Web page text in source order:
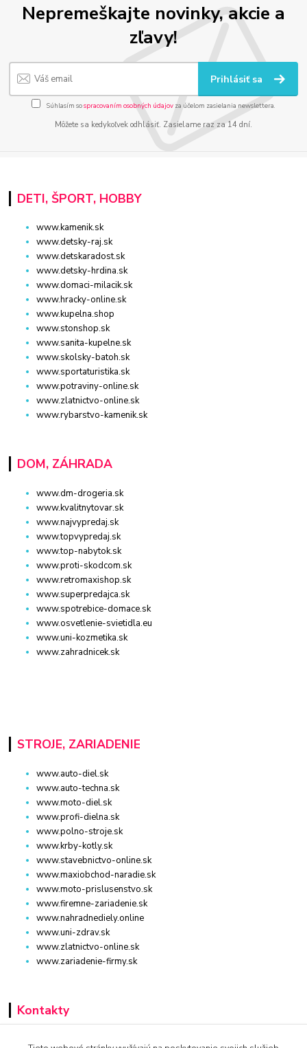
Nepremeškajte novinky, akcie a
zľavy!
Prihlásiť sa
Súhlasím sospracovaním osobných údajov za účelom zasielania newslettera.
Môžete sa kedykoľvek odhlásiť. Zasielame raz za 14 dní.
DETI, ŠPORT, HOBBY
www.kamenik.sk
www.detsky-raj.sk
www.detskaradost.sk
www.detsky-hrdina.sk
www.domaci-milacik.sk
www.hracky-online.sk
www.kupelna.shop
www.stonshop.sk
www.sanita-kupelne.sk
www.skolsky-batoh.sk
www.sportaturistika.sk
www.potraviny-online.sk
www.zlatnictvo-online.sk
www.rybarstvo-kamenik.sk
DOM, ZÁHRADA
www.dm-drogeria.sk
www.kvalitnytovar.sk
www.najvypredaj.sk
www.topvypredaj.sk
www.top-nabytok.sk
www.proti-skodcom.sk
www.retromaxishop.sk
www.superpredajca.sk
www.spotrebice-domace.sk
www.osvetlenie-svietidla.eu
www.uni-kozmetika.sk
www.zahradnicek.sk
STROJE, ZARIADENIE
www.auto-diel.sk
www.auto-techna.sk
www.moto-diel.sk
www.profi-dielna.sk
www.polno-stroje.sk
www.krby-kotly.sk
www.stavebnictvo-online.sk
www.maxiobchod-naradie.sk
www.moto-prislusenstvo.sk
www.firemne-zariadenie.sk
www.nahradnediely.online
www.uni-zdrav.sk
www.zlatnictvo-online.sk
www.zariadenie-firmy.sk
Kontakty
+421 940 949 000